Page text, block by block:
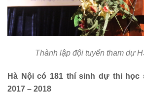
Thành lập đội tuyển tham dự
Hà Nội có 181 thí sinh dự thi học
2017 – 2018